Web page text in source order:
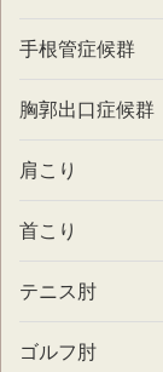
手根管症候群
胸郭出口症候群
肩こり
首こり
テニス肘
ゴルフ肘